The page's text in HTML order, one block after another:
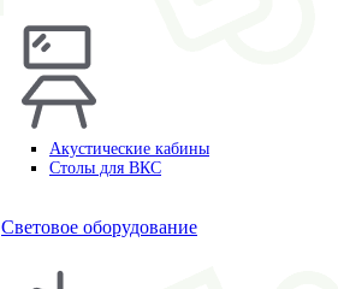
Акустические кабины
Столы для ВКС
Световое оборудование